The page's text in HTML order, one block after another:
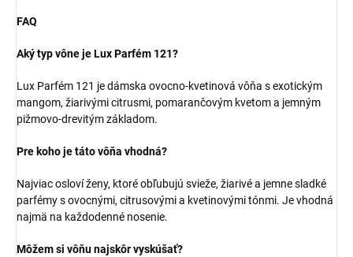
FAQ
Aký typ vône je Lux Parfém 121?
Lux Parfém 121 je dámska ovocno-kvetinová vôňa s exotickým
mangom, žiarivými citrusmi, pomarančovým kvetom a jemným
pižmovo-drevitým základom.
Pre koho je táto vôňa vhodná?
Najviac osloví ženy, ktoré obľubujú svieže, žiarivé a jemne sladké
parfémy s ovocnými, citrusovými a kvetinovými tónmi. Je vhodná
najmä na každodenné nosenie.
Môžem si vôňu najskôr vyskúšať?